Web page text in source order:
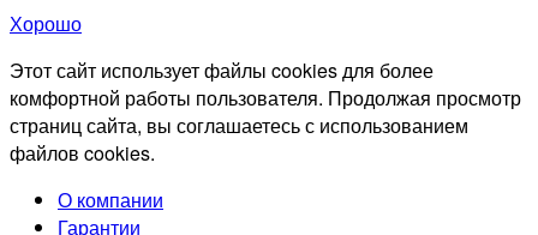
Хорошо
Этот сайт использует файлы cookies для более
комфортной работы пользователя. Продолжая просмотр
страниц сайта, вы соглашаетесь с использованием
файлов cookies.
О компании
Гарантии